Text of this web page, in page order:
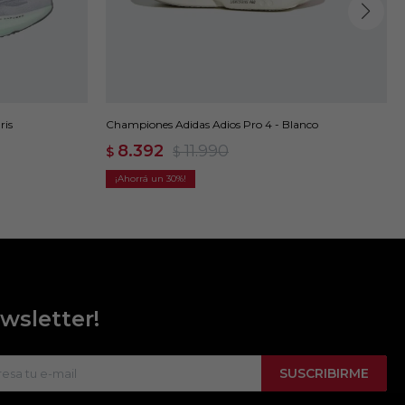
Championes Adidas Adios Pro 4 - Blanco
$ 8.392 $ 11.990
30
SUSCRIBIRME